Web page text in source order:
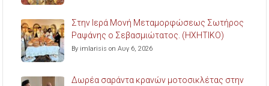
Στην Ιερά Μονή Μεταμορφώσεως Σωτήρος
Ραψάνης ο Σεβασμιώτατος. (ΗΧΗΤΙΚΟ)
By imlarisis on Αυγ 6, 2026
Δωρέα σαράντα κρανών μοτοσικλέτας στην